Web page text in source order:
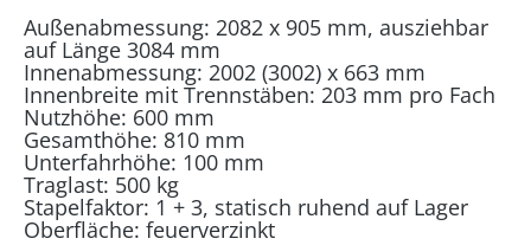
Außenabmessung: 2082 x 905 mm, ausziehbar
auf Länge 3084 mm
Innenabmessung: 2002 (3002) x 663 mm
Innenbreite mit Trennstäben: 203 mm pro Fach
Nutzhöhe: 600 mm
Gesamthöhe: 810 mm
Unterfahrhöhe: 100 mm
Traglast: 500 kg
Stapelfaktor: 1 + 3, statisch ruhend auf Lager
Oberfläche: feuerverzinkt